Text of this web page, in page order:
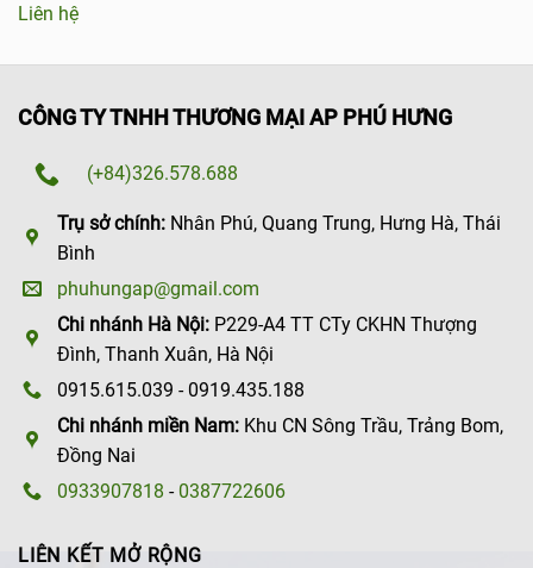
Liên hệ
CÔNG TY TNHH THƯƠNG MẠI AP PHÚ HƯNG
(+84)326.578.688
Trụ sở chính: Nhân Phú, Quang Trung, Hưng Hà, Thái
Bình
phuhungap@gmail.com
Chi nhánh Hà Nội: P229-A4 TT CTy CKHN Thượng
Đình, Thanh Xuân, Hà Nội
0915.615.039 - 0919.435.188
Chi nhánh miền Nam: Khu CN Sông Trầu, Trảng Bom,
Đồng Nai
0933907818 - 0387722606
LIÊN KẾT MỞ RỘNG